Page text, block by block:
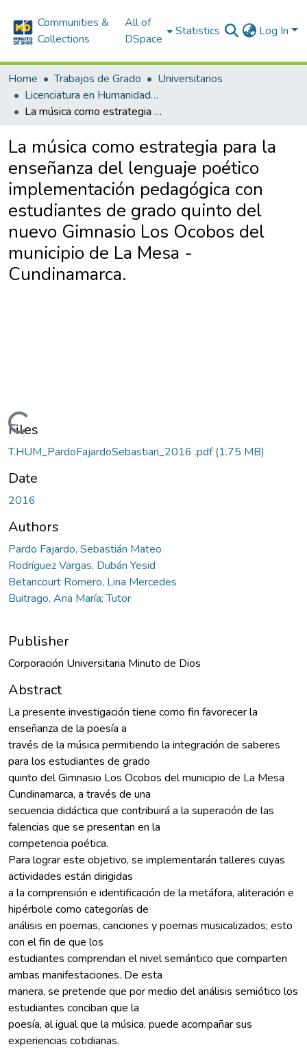
Communities &
Collections
All of
DSpace
Statistics Log In
Home Trabajos de Grado
Universitarios
Licenciatura en Humanidades y Lengua Castellana
La música como estrategia para la enseñanza del lenguaje poético implementación pedagógica con estudiantes de grado quinto del nuevo Gimnasio Los Ocobos del municipio de La Mesa - Cundinamarca.
La música como estrategia para la
enseñanza del lenguaje poético
implementación pedagógica con
estudiantes de grado quinto del
nuevo Gimnasio Los Ocobos del
municipio de La Mesa -
Cundinamarca.
Loading...
Files
T.HUM_PardoFajardoSebastian_2016 .pdf(1.75 MB)
Date
2016
Authors
Pardo Fajardo, Sebastián Mateo
Rodríguez Vargas, Dubán Yesid
Betancourt Romero, Lina Mercedes
Buitrago, Ana María; Tutor
Publisher
Corporación Universitaria Minuto de Dios
Abstract
La presente investigación tiene como fin favorecer la
enseñanza de la poesía a
través de la música permitiendo la integración de saberes
para los estudiantes de grado
quinto del Gimnasio Los Ocobos del municipio de La Mesa
Cundinamarca, a través de una
secuencia didáctica que contribuirá a la superación de las
falencias que se presentan en la
competencia poética.
Para lograr este objetivo, se implementarán talleres cuyas
actividades están dirigidas
a la comprensión e identificación de la metáfora, aliteración e
hipérbole como categorías de
análisis en poemas, canciones y poemas musicalizados; esto
con el fin de que los
estudiantes comprendan el nivel semántico que comparten
ambas manifestaciones. De esta
manera, se pretende que por medio del análisis semiótico los
estudiantes conciban que la
poesía, al igual que la música, puede acompañar sus
experiencias cotidianas.